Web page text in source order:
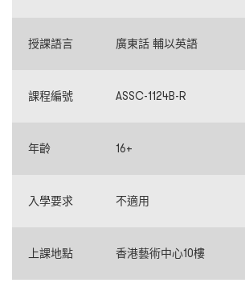
授課語言 廣東話 輔以英語
課程編號 ASSC-1124B-R
年齡 16+
入學要求 不適用
上課地點 香港藝術中心10樓